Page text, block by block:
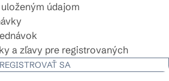
údajom
a zľavy pre registrovaných
REGISTROVAŤ SA